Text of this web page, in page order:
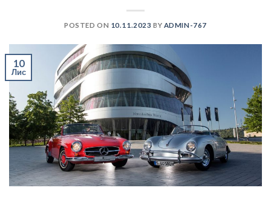
POSTED ON 10.11.2023 BY ADMIN-767
10
Лис